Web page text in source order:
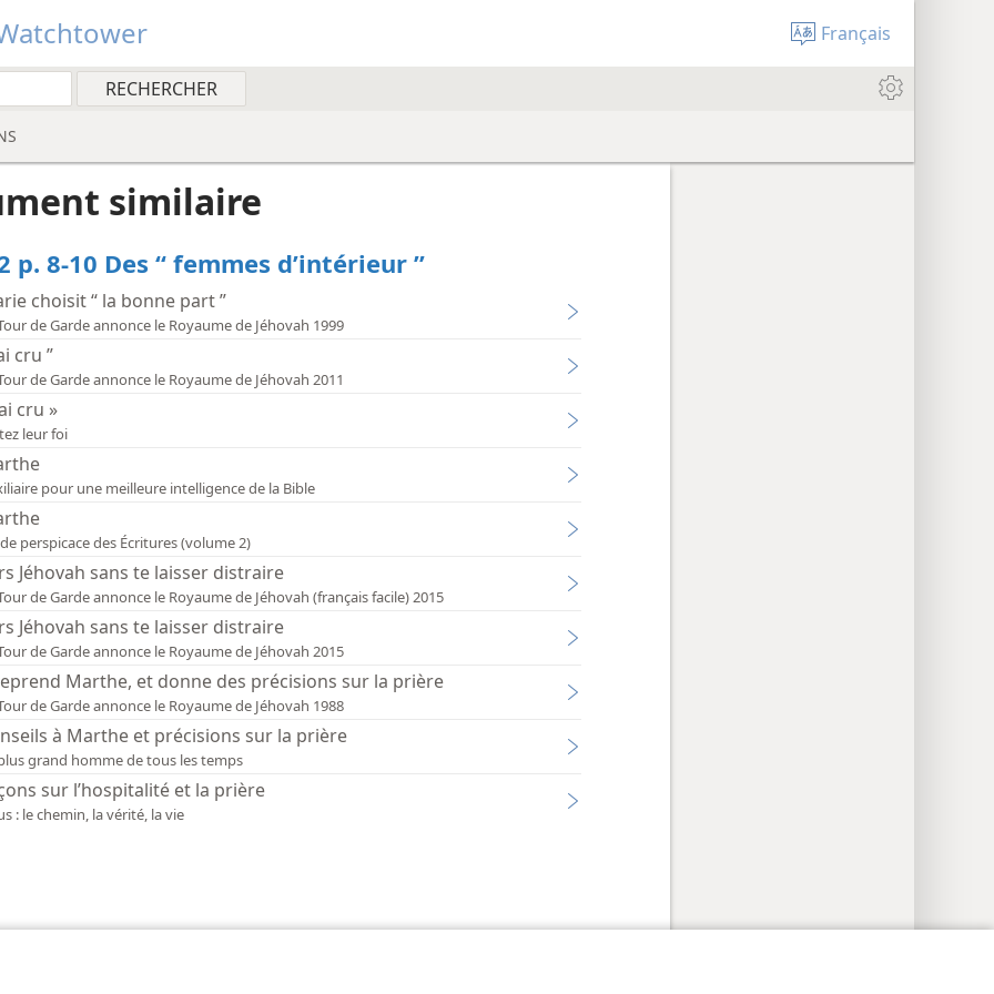
Français
similaire
p. 8-10 Des “ femmes d’intérieur ”
choisit “ la bonne part ”
La Tour de Garde annonce le Royaume de Jéhovah 1999
cru ”
La Tour de Garde annonce le Royaume de Jéhovah 2011
cru »
leur foi
pour une meilleure intelligence de la Bible
perspicace des Écritures (volume 2)
Jéhovah sans te laisser distraire
La Tour de Garde annonce le Royaume de Jéhovah (français facile) 2015
Jéhovah sans te laisser distraire
La Tour de Garde annonce le Royaume de Jéhovah 2015
Marthe, et donne des précisions sur la prière
La Tour de Garde annonce le Royaume de Jéhovah 1988
à Marthe et précisions sur la prière
grand homme de tous les temps
sur l’hospitalité et la prière
: le chemin, la vérité, la vie
Pennsylvania